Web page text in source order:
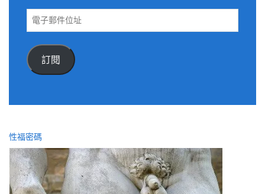
電
件
位
訂閱
性福密碼